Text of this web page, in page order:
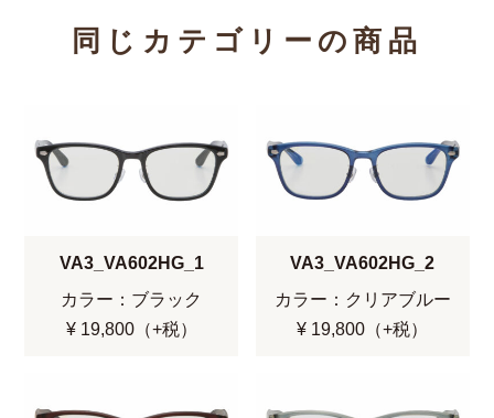
同じカテゴリーの商品
VA3_VA602HG_1
カラー：ブラック
¥ 19,800（+税）
VA3_VA602HG_2
カラー：クリアブルー
¥ 19,800（+税）